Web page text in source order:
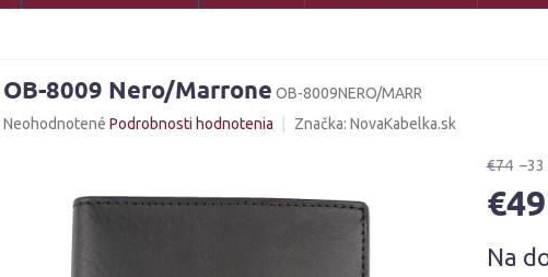
OB-8009 Nero/Marrone OB-8009NERO/MARR
Priemerné
hviezdičiek.
Neohodnotené Podrobnosti hodnotenia Značka: NovaKabelka.sk
€74 –33
€49
cena:
Na